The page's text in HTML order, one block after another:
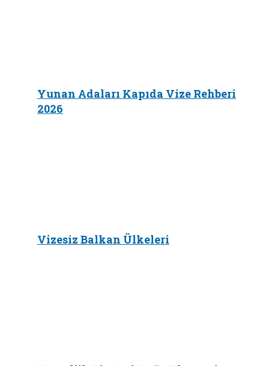
Yunan Adaları Kapıda Vize Rehberi
2026
Vizesiz Balkan Ülkeleri